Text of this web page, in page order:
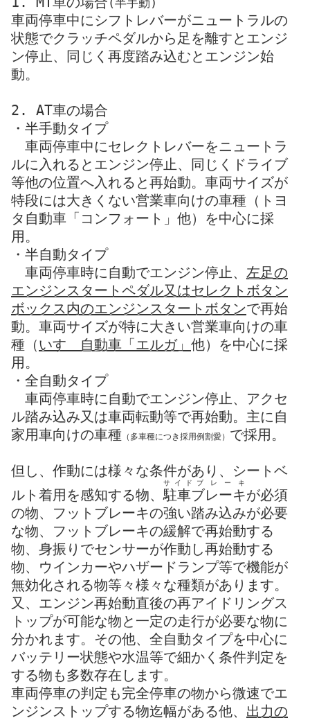
(半手動)
車両停車中にシフトレバーがニュートラルの
状態でクラッチペダルから足を離すとエンジ
ン停止、同じく再度踏み込むとエンジン始
動。
2. AT車の場合
・半手動タイプ
車両停車中にセレクトレバーをニュートラ
ルに入れるとエンジン停止、同じくドライブ
等他の位置へ入れると再始動。車両サイズが
特段には大きくない営業車向けの車種（トヨ
タ自動車「コンフォート」他）を中心に採
用。
・半自動タイプ
車両停車時に自動でエンジン停止、 左足の
エンジンスタートペダル又はセレクトボタン
ボックス内のエンジンスタートボタンで再始
動。 車両サイズが特に大きい営業車向けの車
種（いすゞ自動車「エルガ」 他）を中心に採
用。
・全自動タイプ
車両停車時に自動でエンジン停止、アクセ
ル踏み込み又は車両転動等で再始動。主に自
家用車向けの車種 （多車種につき採用例割愛） で採用。
但し、作動には様々な条件があり、シートベ
ルト着用を感知する物、駐車ブレーキ
サ イ ド ブ レ ー キ
が必須
の物、フットブレーキの強い踏み込みが必要
な物、フットブレーキの緩解で再始動する
物、身振りでセンサーが作動し再始動する
物、ウインカーやハザードランプ等で機能が
無効化される物等々様々な種類があります。
又、エンジン再始動直後の再アイドリングス
トップが可能な物と一定の走行が必要な物に
分かれます。その他、全自動タイプを中心に
バッテリー状態や水温等で細かく条件判定を
する物も多数存在します。
車両停車の判定も完全停車の物から微速でエ
ンジンストップする物迄幅がある他、 出力の